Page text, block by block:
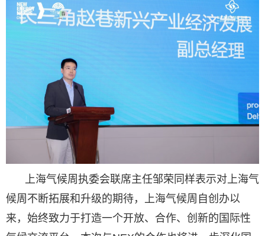
上海气候周执委会联席主任邹荣同样表示对上海气
候周不断拓展和升级的期待，上海气候周自创办以
来，始终致力于打造一个开放、合作、创新的国际性